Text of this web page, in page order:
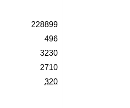
228899
496
3230
2710
320